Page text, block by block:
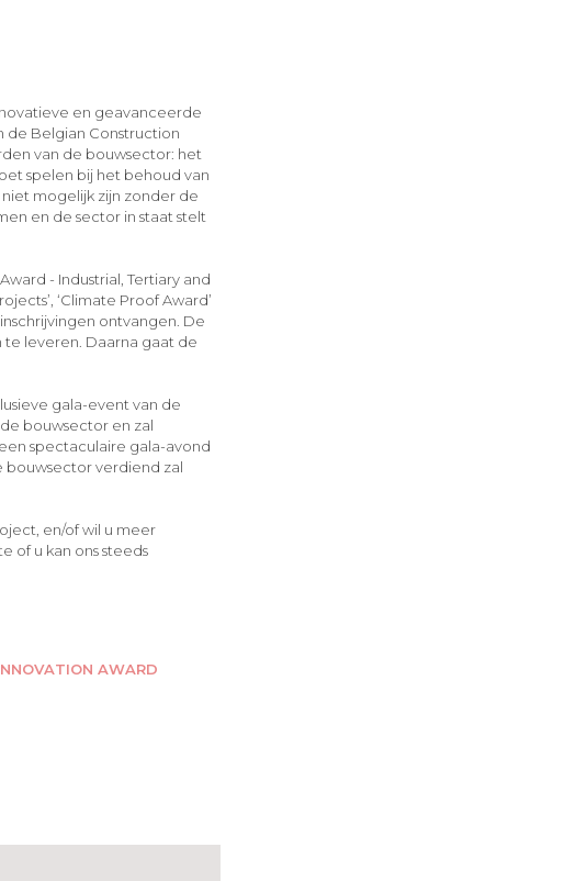
en geavanceerde
de Belgian Construction
van de bouwsector: het
spelen bij het behoud van
mogelijk zijn zonder de
en de sector in staat stelt
- Industrial, Tertiary and
‘Climate Proof Award’
ontvangen. De
leveren. Daarna gaat de
gala-event van de
bouwsector en zal
spectaculaire gala-avond
verdiend zal
en/of wil u meer
of u kan ons steeds
AWARD